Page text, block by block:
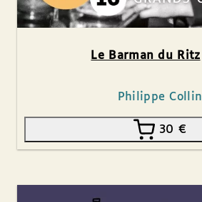
Le Barman du Ritz
Philippe Collin
30 €